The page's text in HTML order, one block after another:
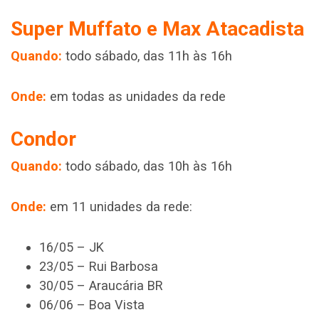
Super Muffato e Max Atacadista
Quando: todo sábado, das 11h às 16h
Onde: em todas as unidades da rede
Condor
Quando: todo sábado, das 10h às 16h
Onde: em 11 unidades da rede:
16/05 – JK
23/05 – Rui Barbosa
30/05 – Araucária BR
06/06 – Boa Vista